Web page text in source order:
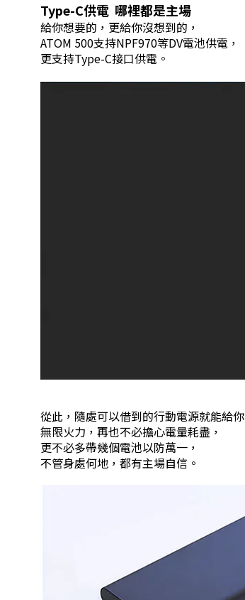
Type-C供電 哪裡都是主場
給你想要的，更給你沒想到的，
ATOM 500支持NPF970等DV電池供電，
更支持Type-C接口供電。
從此，隨處可以借到的行動電源就能給你
無限火力，再也不必擔心電量耗盡，
更不必多帶幾個電池以防萬一，
不管身處何地，都有主場自信。